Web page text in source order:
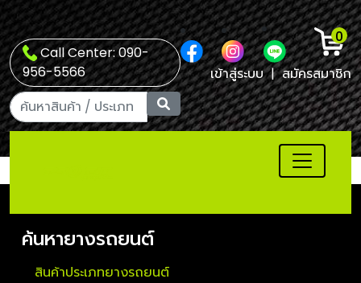
Call Center: 090-
956-5566
0
เข้าสู่ระบบ | สมัครสมาชิก
ค้นหายางรถยนต์
สินค้าประเภทยางรถยนต์